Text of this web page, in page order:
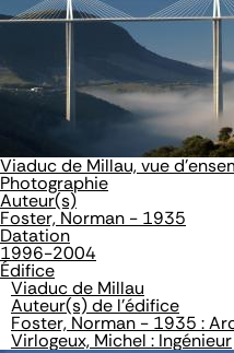
Viaduc de Millau, vue
Photographie
Auteur(s)
Foster, Norman - 1935
Datation
1996-2004
Édifice
Viaduc de Millau
Auteur(s) de l'édifice
Foster, Norman - 1935 :
Virlogeux, Michel : Ingénieur